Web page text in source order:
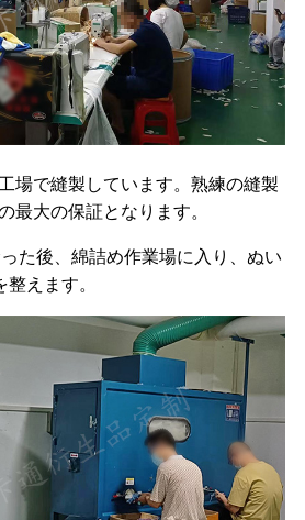
場で縫製しています。熟練の縫製
最大の保証となります。
た後、綿詰め作業場に入り、ぬい
えます。